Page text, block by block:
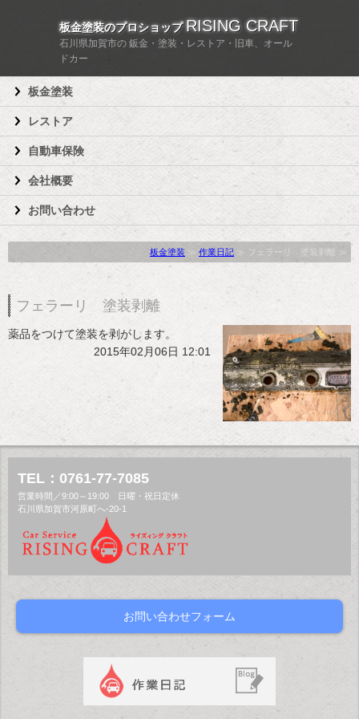
板金塗装のプロショップRISING CRAFT
石川県加賀市の 鈑金・塗装・レストア・旧車、オール
ドカー
板金塗装
レストア
自動車保険
会社概要
お問い合わせ
板金塗装 ≫ 作業日記 ≫ フェラーリ 塗装剥離 ≫
フェラーリ 塗装剥離
薬品をつけて塗装を剥がします。
2015年02月06日 12:01
TEL：0761-77-7085
営業時間／9:00～19:00 日曜・祝日定休
石川県加賀市河原町へ-20-1
お問い合わせフォーム